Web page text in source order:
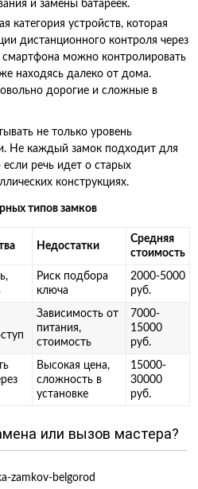
и замены батареек.
категория устройств, которая
дистанционного контроля через
можно контролировать
находясь далеко от дома.
дорогие и сложные в
не только уровень
Не каждый замок подходит для
речь идет о старых
конструкциях.
типов замков
Недостатки
Средняя
стоимость
Риск подбора
ключа
2000-5000
руб.
Зависимость от
питания,
стоимость
7000-
15000
руб.
Высокая цена,
сложность в
установке
15000-
30000
руб.
или вызов мастера?